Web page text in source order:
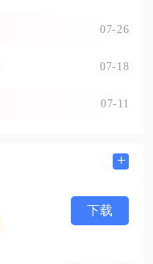
07-26
07-18
07-11
+
下载